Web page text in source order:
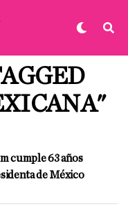
cumple 63 años
de México